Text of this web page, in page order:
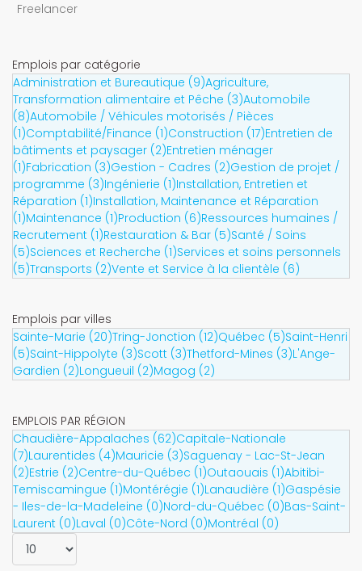
Freelancer
Emplois par catégorie
Administration et Bureautique (9)Agriculture,
Transformation alimentaire et Pêche (3)Automobile
(8)Automobile / Véhicules motorisés / Pièces
(1)Comptabilité/Finance (1)Construction (17)Entretien de
bâtiments et paysager (2)Entretien ménager
(1)Fabrication (3)Gestion - Cadres (2)Gestion de projet /
programme (3)Ingénierie (1)Installation, Entretien et
Réparation (1)Installation, Maintenance et Réparation
(1)Maintenance (1)Production (6)Ressources humaines /
Recrutement (1)Restauration & Bar (5)Santé / Soins
(5)Sciences et Recherche (1)Services et soins personnels
(5)Transports (2)Vente et Service à la clientèle (6)
Emplois par villes
Sainte-Marie (20)Tring-Jonction (12)Québec (5)Saint-Henri
(5)Saint-Hippolyte (3)Scott (3)Thetford-Mines (3)L'Ange-
Gardien (2)Longueuil (2)Magog (2)
EMPLOIS PAR RÉGION
Chaudière-Appalaches (62)Capitale-Nationale
(7)Laurentides (4)Mauricie (3)Saguenay - Lac-St-Jean
(2)Estrie (2)Centre-du-Québec (1)Outaouais (1)Abitibi-
Temiscamingue (1)Montérégie (1)Lanaudière (1)Gaspésie
- Iles-de-la-Madeleine (0)Nord-du-Québec (0)Bas-Saint-
Laurent (0)Laval (0)Côte-Nord (0)Montréal (0)
Affichage #